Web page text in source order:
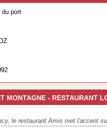
du port
- RESTAURANT
le restaurant Amis met l'accent